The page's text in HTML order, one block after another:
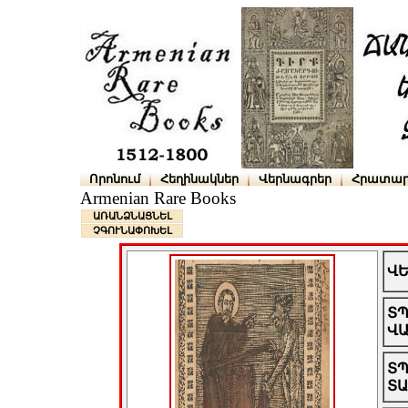
Որոնում Հեղինակներ Վերնագրեր
Armenian Rare Books
ԱՌԱՆՁՆԱՑՆԵԼ
ՉԳՈՒՆԱՓՈԽԵԼ